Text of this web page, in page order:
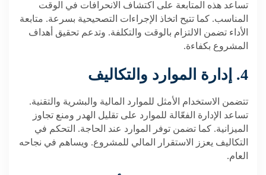
تساعد هذه المتابعة على اكتشاف الانحرافات في الوقت
المناسب. كما تتيح اتخاذ الإجراءات التصحيحية بسرعة. متابعة
الأداء تضمن الالتزام بالوقت والتكلفة. وتدعم تحقيق أهداف
المشروع بكفاءة.
4. إدارة الموارد والتكاليف
تتضمن الاستخدام الأمثل للموارد المالية والبشرية والتقنية.
تساعد الإدارة الفعّالة للموارد على تقليل الهدر ومنع تجاوز
الميزانية. كما تضمن توفر الموارد عند الحاجة. التحكم في
التكاليف يعزز الاستقرار المالي للمشروع. ويساهم في نجاحه
العام.